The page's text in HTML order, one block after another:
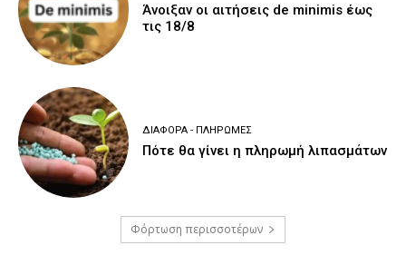
Άνοιξαν οι αιτήσεις de minimis έως
τις 18/8
ΔΙΆΦΟΡΑ - ΠΛΗΡΩΜΈΣ
Πότε θα γίνει η πληρωμή λιπασμάτων
Φόρτωση περισσοτέρων